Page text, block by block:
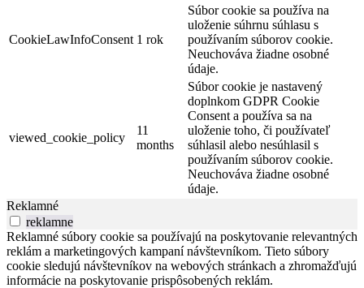
CookieLawInfoConsent 1 rok
Súbor cookie sa používa na
uloženie súhrnu súhlasu s
používaním súborov cookie.
Neuchováva žiadne osobné
údaje.
viewed_cookie_policy
11
months
Súbor cookie je nastavený
doplnkom GDPR Cookie
Consent a používa sa na
uloženie toho, či používateľ
súhlasil alebo nesúhlasil s
používaním súborov cookie.
Neuchováva žiadne osobné
údaje.
Reklamné
reklamne
Reklamné súbory cookie sa používajú na poskytovanie relevantných
reklám a marketingových kampaní návštevníkom. Tieto súbory
cookie sledujú návštevníkov na webových stránkach a zhromažďujú
informácie na poskytovanie prispôsobených reklám.